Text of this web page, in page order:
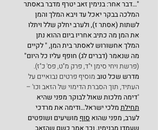
"…דבר אחר: בנימין זאב יטרף מדבר באסתר
המלכה בבקר יאכל עד ויבא המלך והמן
לשתות (אסתר ז), ולערב יחלק שלל ויתלו
את המן מה כתיב אחריו ביום ההוא נתן
המלך אחשורוש לאסתר בית המן, " לקיים
מה שנאמר (דברים לג) חופף עליו כל היום"
(פרשת ויחי סימן י"ד, פרק מ"ט, פס' כ"ז).
מדרש שכל טוב מוסיף פרטים נבואיים על
העתיד, תוך הסברת הדימוי של הזאב וכו' –
"דימה מלכות שאול לבוקר מפני שהיא
תחילת מלכי ישראל…ודימה את מרדכי
לערב, מפני שהוא סוף מושיעים ושופטים